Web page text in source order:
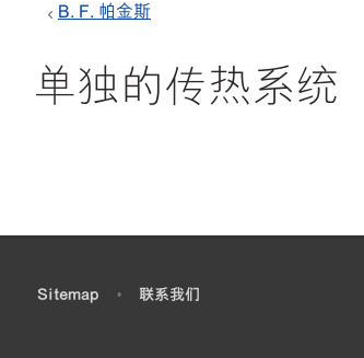
B. F. 帕金斯
单独的传热系统
Sitemap • 联系我们